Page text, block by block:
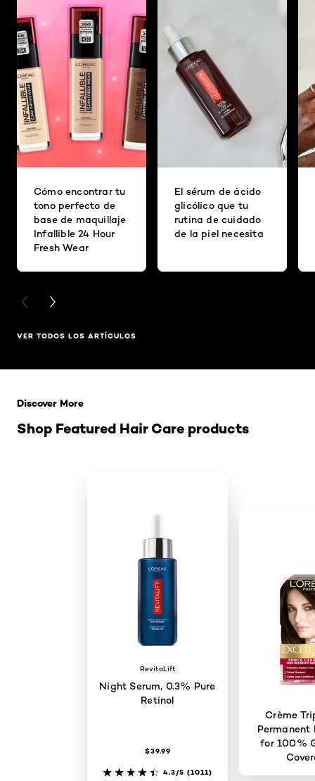
Cómo encontrar tu
tono perfecto de
base de maquillaje
Infallible 24 Hour
Fresh Wear
El sérum de ácido
glicólico que tu
rutina de cuidado
de la piel necesita
PREVIOUS CARD
NEXT CARD
VER TODOS LOS ARTÍCULOS
Shop Featured Hair Care products
Discover More
RevitaLift
Night Serum, 0.3% Pure
Retinol
$39.99
4.3/5 (1011)
Crème
Permanent
for 100%